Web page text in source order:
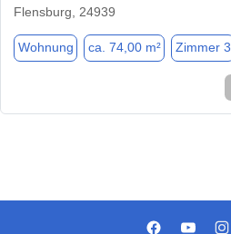
Flensburg, 24939
Wohnung ca. 74,00 m² Zimmer 3